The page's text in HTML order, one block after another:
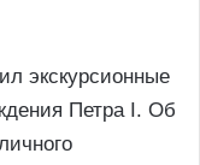
экскурсионные
Петра I. Об